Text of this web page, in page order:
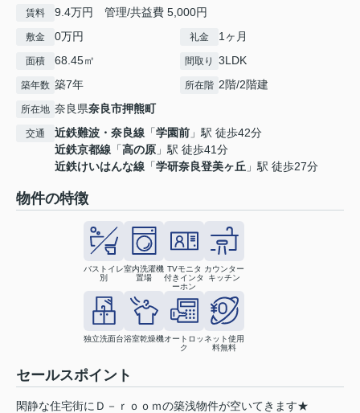
賃料 9.4万円 管理/共益費 5,000円
敷金 0万円 礼金 1ヶ月
面積 68.45㎡ 間取り 3LDK
築年数 築7年 所在階 2階/2階建
所在地 奈良県奈良市押熊町
交通 近鉄難波・奈良線 「学園前 」駅 徒歩42分
近鉄京都線 「高の原 」駅 徒歩41分
近鉄けいはんな線 「学研奈良登美ヶ丘 」駅 徒歩27分
物件の特徴
バストイレ
別
室内洗濯機
置場
TVモニタ
付きインタ
ーホン
カウンター
キッチン
独立洗面台浴室乾燥機オートロッ
ク
ネット使用
料無料
セールスポイント
閑静な住宅街にＤ－ｒｏｏｍの築浅物件が空いてきます★